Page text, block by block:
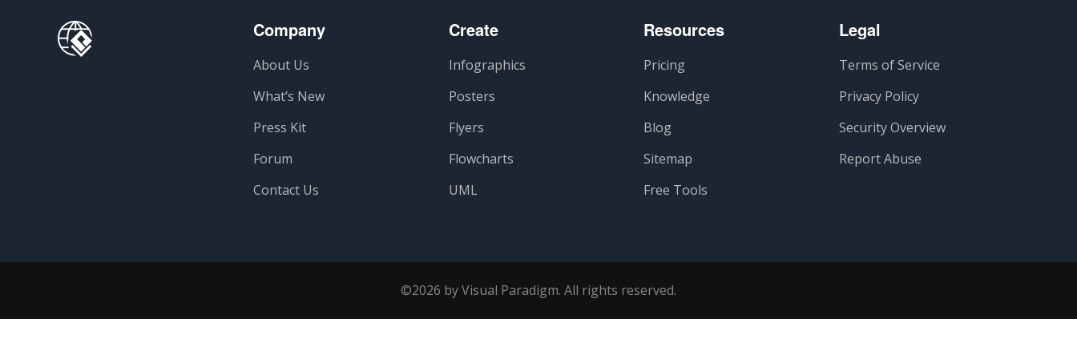
Company
About Us
What’s New
Press Kit
Forum
Contact Us
Create
Infographics
Posters
Flyers
Flowcharts
UML
Resources
Pricing
Knowledge
Blog
Sitemap
Free Tools
Legal
Terms of Service
Privacy Policy
Security Overview
Report Abuse
©2026 by Visual Paradigm. All rights reserved.